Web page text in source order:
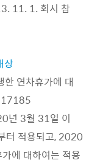
11. 1. 회시 참
상
한 연차휴가에 대
17185
년 3월 31일 이
터 적용되고, 2020
에 대하여는 적용